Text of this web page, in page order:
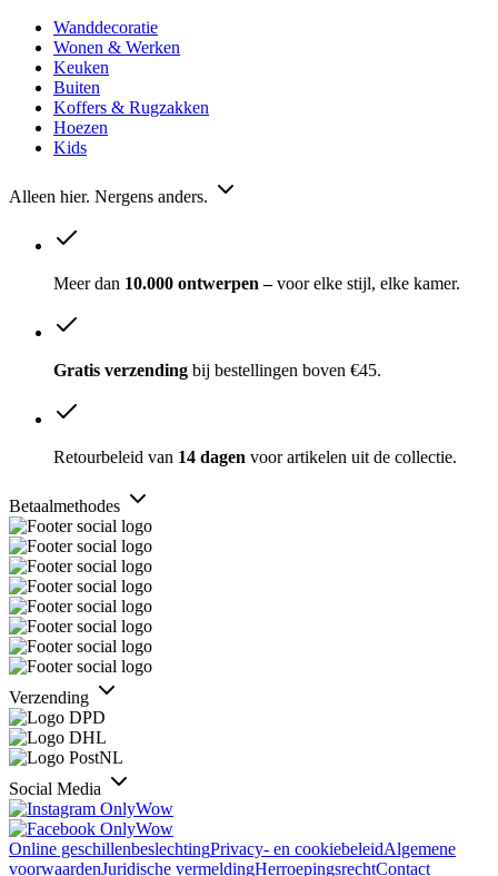
Wanddecoratie
Wonen & Werken
Keuken
Buiten
Koffers & Rugzakken
Hoezen
Kids
Alleen hier. Nergens anders.
Meer dan 10.000 ontwerpen –voor elke stijl, elke kamer.
Gratis verzending bij bestellingen boven €45.
Retourbeleid van 14 dagen voor artikelen uit de collectie.
Betaalmethodes
Verzending
Social Media
Online geschillenbeslechtingPrivacy- en cookiebeleidAlgemene
voorwaardenJuridische vermeldingHerroepingsrechtContact